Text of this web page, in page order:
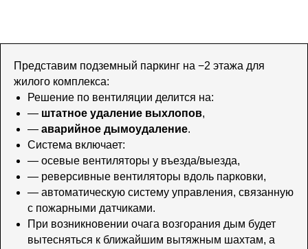
Представим подземный паркинг на −2 этажа для
жилого комплекса:
Решение по вентиляции делится на:
— штатное удаление выхлопов,
— аварийное дымоудаление.
Система включает:
— осевые вентиляторы у въезда/выезда,
— реверсивные вентиляторы вдоль парковки,
— автоматическую систему управления, связанную
с пожарными датчиками.
При возникновении очага возгорания дым будет
вытесняться к ближайшим вытяжным шахтам, а